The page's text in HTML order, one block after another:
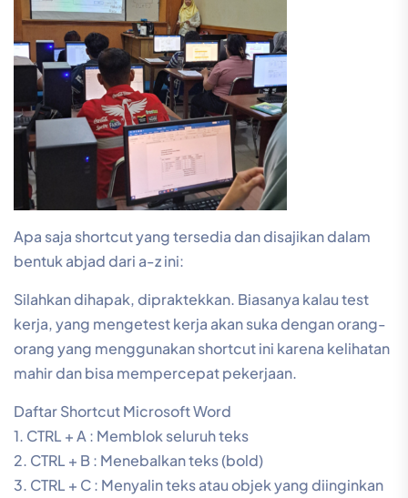
Apa saja shortcut yang tersedia dan disajikan dalam
bentuk abjad dari a-z ini:
Silahkan dihapak, dipraktekkan. Biasanya kalau test
kerja, yang mengetest kerja akan suka dengan orang-
orang yang menggunakan shortcut ini karena kelihatan
mahir dan bisa mempercepat pekerjaan.
Daftar Shortcut Microsoft Word
1. CTRL + A : Memblok seluruh teks
2. CTRL + B : Menebalkan teks (bold)
3. CTRL + C : Menyalin teks atau objek yang diinginkan